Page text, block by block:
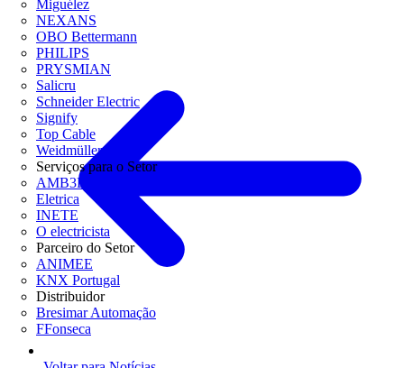
Miguélez
NEXANS
OBO Bettermann
PHILIPS
PRYSMIAN
Salicru
Schneider Electric
Signify
Top Cable
Weidmüller
Serviços para o Setor
AMB3E
Eletrica
INETE
O electricista
Parceiro do Setor
ANIMEE
KNX Portugal
Distribuidor
Bresimar Automação
FFonseca